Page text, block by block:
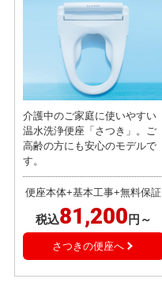
介護中のご家庭に使いやすい
温水洗浄便座「さつき」。ご
高齢の方にも安心のモデルで
す。
便座本体+基本工事+無料保証
税込81,200 円～
さつきの便座へ